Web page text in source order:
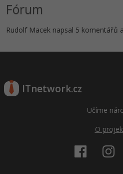
Fórum
Rudolf Macek napsal 5 komentářů
ITnetwork.cz
Učíme
O